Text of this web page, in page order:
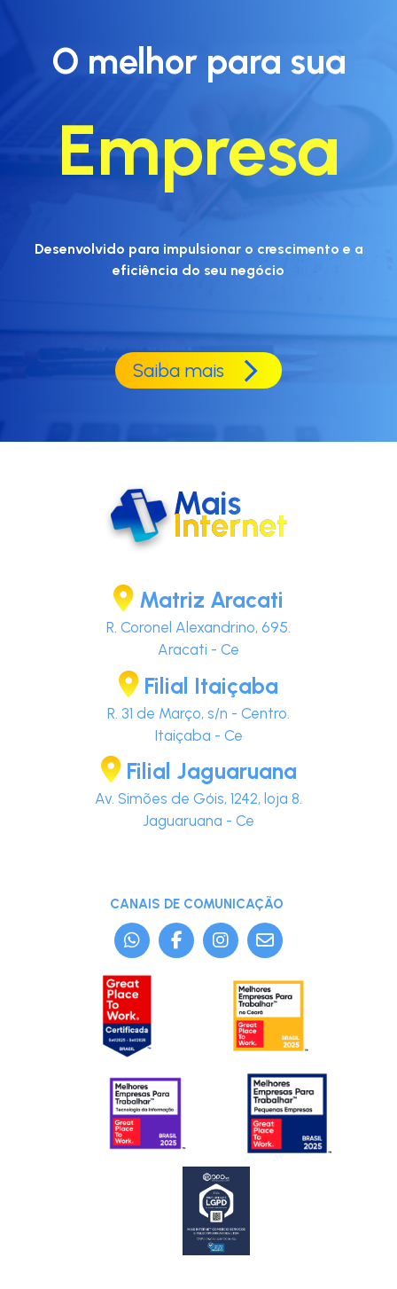
O melhor para sua
Empresa
Desenvolvido para impulsionar o crescimento e a
eficiência do seu negócio
Saiba mais
Mais
Internet
Matriz Aracati
R. Coronel Alexandrino, 695.
Aracati - Ce
Filial Itaiçaba
R. 31 de Março, s/n - Centro.
Itaiçaba - Ce
Filial Jaguaruana
Av. Simões de Góis, 1242, loja 8.
Jaguaruana - Ce
CANAIS DE COMUNICAÇÃO